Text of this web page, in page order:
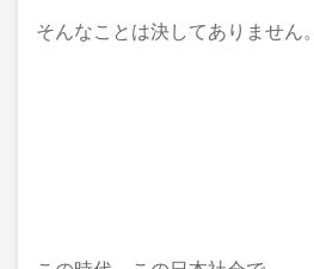
そんなことは決してありません。